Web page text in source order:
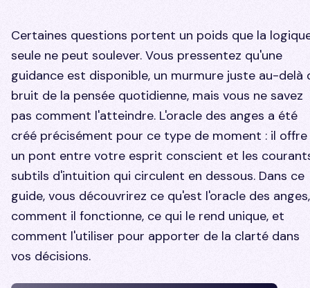
Certaines questions portent un poids que la
seule ne peut soulever. Vous pressentez qu'une
guidance est disponible, un murmure juste au-delà
bruit de la pensée quotidienne, mais vous ne savez
pas comment l'atteindre. L'oracle des anges a été
créé précisément pour ce type de moment : il offre
un pont entre votre esprit conscient et les
subtils d'intuition qui circulent en dessous. Dans ce
guide, vous découvrirez ce qu'est l'oracle des anges,
comment il fonctionne, ce qui le rend unique, et
comment l'utiliser pour apporter de la clarté dans
vos décisions.